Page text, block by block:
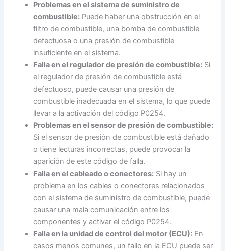
Problemas en el sistema de suministro de
combustible: Puede haber una obstrucción en el
filtro de combustible, una bomba de combustible
defectuosa o una presión de combustible
insuficiente en el sistema.
Falla en el regulador de presión de combustible: Si
el regulador de presión de combustible está
defectuoso, puede causar una presión de
combustible inadecuada en el sistema, lo que puede
llevar a la activación del código P0254.
Problemas en el sensor de presión de combustible:
Si el sensor de presión de combustible está dañado
o tiene lecturas incorrectas, puede provocar la
aparición de este código de falla.
Falla en el cableado o conectores: Si hay un
problema en los cables o conectores relacionados
con el sistema de suministro de combustible, puede
causar una mala comunicación entre los
componentes y activar el código P0254.
Falla en la unidad de control del motor (ECU): En
casos menos comunes, un fallo en la ECU puede ser